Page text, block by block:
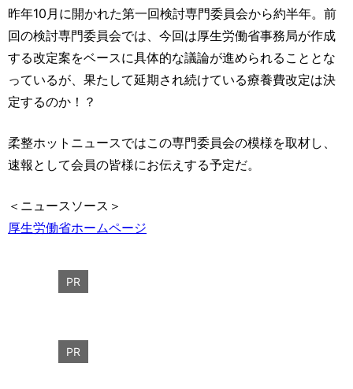
昨年10月に開かれた第一回検討専門委員会から約半年。前
回の検討専門委員会では、今回は厚生労働省事務局が作成
する改定案をベースに具体的な議論が進められることとな
っているが、果たして延期され続けている療養費改定は決
定するのか！？
柔整ホットニュースではこの専門委員会の模様を取材し、
速報として会員の皆様にお伝えする予定だ。
＜ニュースソース＞
厚生労働省ホームページ
PR
PR